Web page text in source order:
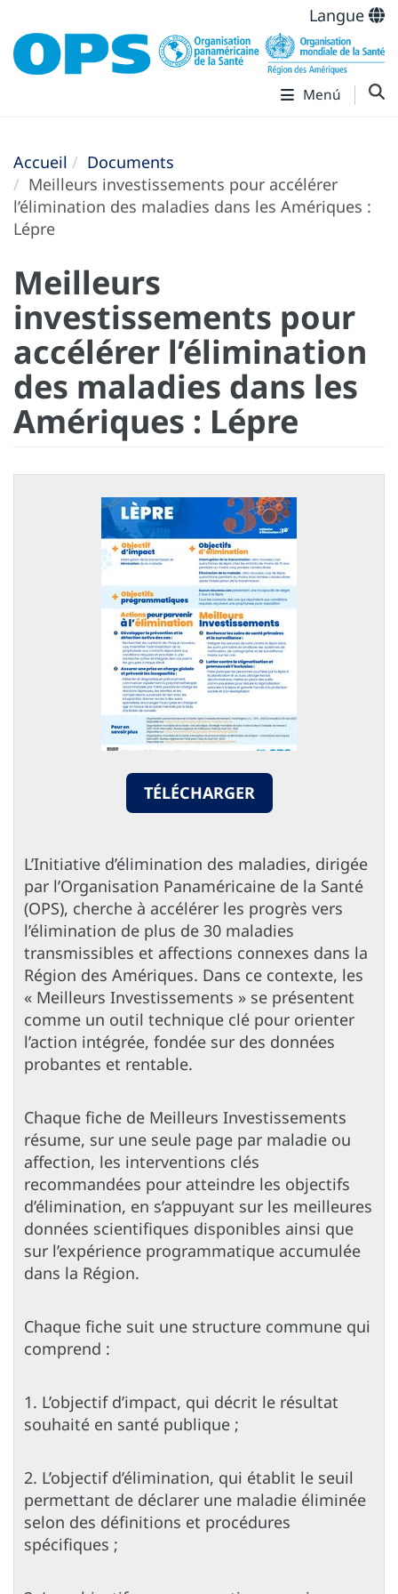
Langue
Menú
Accueil
Documents
Meilleurs investissements pour accélérer
l’élimination des maladies dans les Amériques :
Lépre
Meilleurs
investissements pour
accélérer l’élimination
des maladies dans les
Amériques : Lépre
TÉLÉCHARGER
L’Initiative d’élimination des maladies, dirigée
par l’Organisation Panaméricaine de la Santé
(OPS), cherche à accélérer les progrès vers
l’élimination de plus de 30 maladies
transmissibles et affections connexes dans la
Région des Amériques. Dans ce contexte, les
« Meilleurs Investissements » se présentent
comme un outil technique clé pour orienter
l’action intégrée, fondée sur des données
probantes et rentable.
Chaque fiche de Meilleurs Investissements
résume, sur une seule page par maladie ou
affection, les interventions clés
recommandées pour atteindre les objectifs
d’élimination, en s’appuyant sur les meilleures
données scientifiques disponibles ainsi que
sur l’expérience programmatique accumulée
dans la Région.
Chaque fiche suit une structure commune qui
comprend :
1. L’objectif d’impact, qui décrit le résultat
souhaité en santé publique ;
2. L’objectif d’élimination, qui établit le seuil
permettant de déclarer une maladie éliminée
selon des définitions et procédures
spécifiques ;